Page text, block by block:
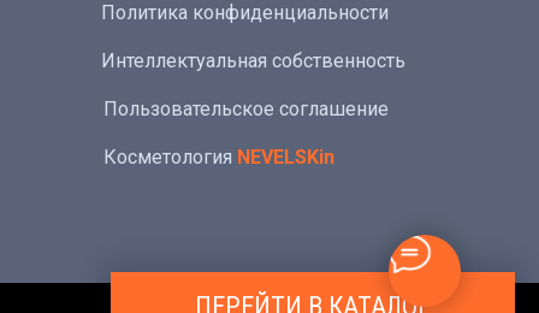
Политика конфиденциальности
Пользовательское соглашение
Интеллектуальная собственность
Косметология NEVELSKin
ПЕРЕЙТИ В КАТАЛОГ